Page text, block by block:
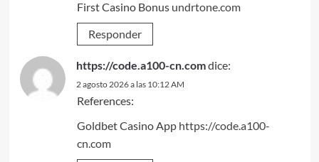
First Casino Bonus undrtone.com
Responder
https://code.a100-cn.comdice:
2 agosto 2026 a las 10:12 AM
References:
Goldbet Casino App https://code.a100-
cn.com